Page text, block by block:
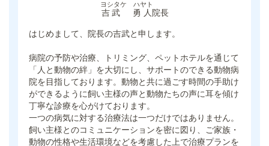
吉武 勇人
ヨシタケ ハヤト
院長
はじめまして、院長の吉武と申します。
病院の予防や治療、トリミング、ペットホテルを通じて
「人と動物の絆」を大切にし、サポートのできる動物病
院を目指しております。動物と共に過ごす時間の手助け
ができるように飼い主様の声と動物たちの声に耳を傾け
丁寧な診療を心がけております。
一つの病気に対する治療法は一つだけではありません。
飼い主様とのコミュニケーションを密に図り、ご家族・
動物の性格や生活環境などを考慮した上で治療プランを